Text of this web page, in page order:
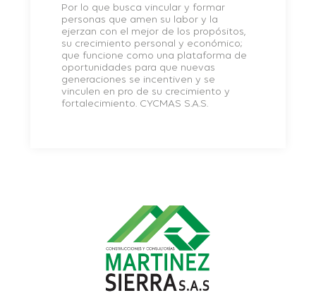
Por lo que busca vincular y formar
personas que amen su labor y la
ejerzan con el mejor de los propósitos,
su crecimiento personal y económico;
que funcione como una plataforma de
oportunidades para que nuevas
generaciones se incentiven y se
vinculen en pro de su crecimiento y
fortalecimiento. CYCMAS S.A.S.